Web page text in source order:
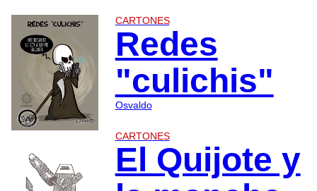
CARTONES
Redes
"culichis"
Osvaldo
CARTONES
El Quijote y